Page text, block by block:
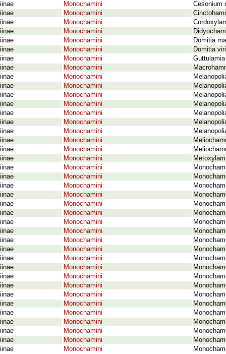
Monochamini
Cesonium
Monochamini
Monochamini
Monochamini
Monochamini
Domitia
Monochamini
Domitia
Monochamini
Monochamini
Monochamini
Monochamini
Monochamini
Monochamini
Monochamini
Monochamini
Monochamini
Monochamini
Monochamini
Monochamini
Monochamini
Monochamini
Monochamini
Monochamini
Monochamini
Monochamini
Monochamini
Monochamini
Monochamini
Monochamini
Monochamini
Monochamini
Monochamini
Monochamini
Monochamini
Monochamini
Monochamini
Monochamini
Monochamini
Monochamini
Monochamini